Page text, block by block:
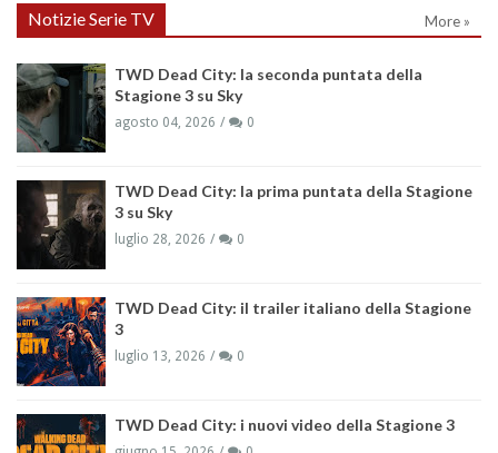
Notizie Serie TV More »
TWD Dead City: la seconda puntata della
Stagione 3 su Sky
agosto 04, 2026 0
TWD Dead City: la prima puntata della Stagione
3 su Sky
luglio 28, 2026 0
TWD Dead City: il trailer italiano della Stagione
3
luglio 13, 2026 0
TWD Dead City: i nuovi video della Stagione 3